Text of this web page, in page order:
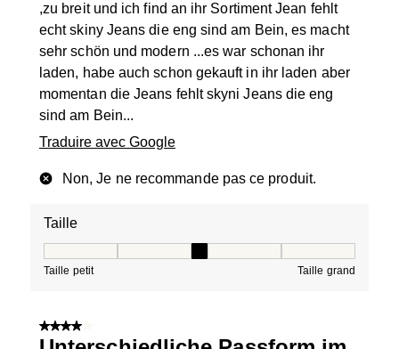
,zu breit und ich find an ihr Sortiment Jean fehlt
echt skiny Jeans die eng sind am Bein, es macht
sehr schön und modern ...es war schonan ihr
laden, habe auch schon gekauft in ihr laden aber
momentan die Jeans fehlt skyni Jeans die eng
sind am Bein...
Traduire avec Google
Non, Je ne recommande pas ce produit.
Taille
Taille petit Taille grand
4 sur 5 étoiles.